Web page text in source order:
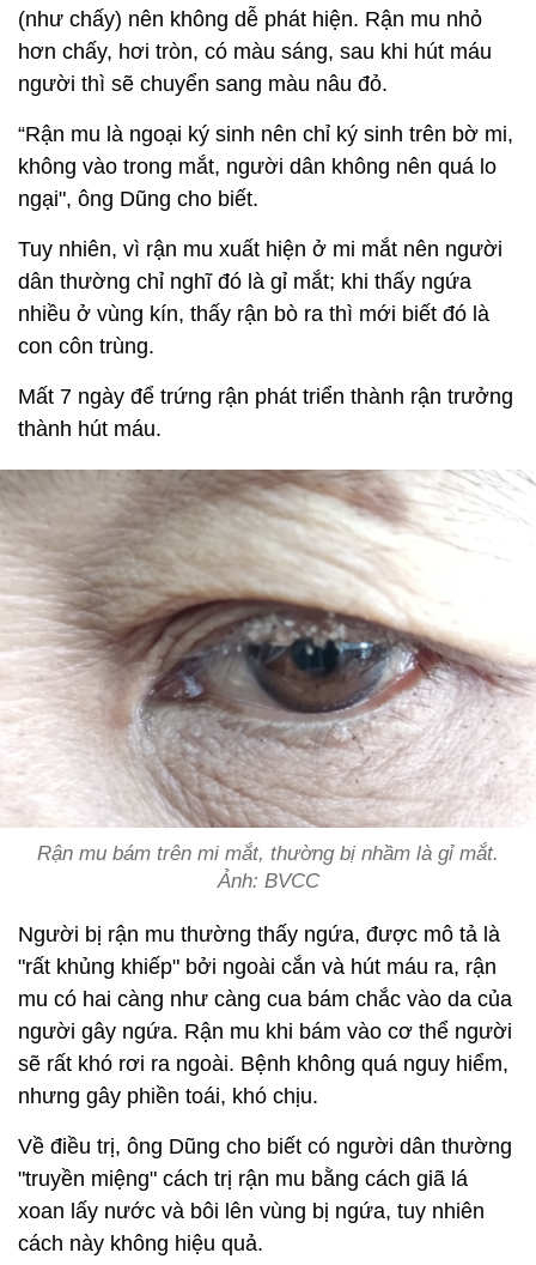
(như chấy) nên không dễ phát hiện. Rận mu nhỏ
hơn chấy, hơi tròn, có màu sáng, sau khi hút máu
người thì sẽ chuyển sang màu nâu đỏ.
“Rận mu là ngoại ký sinh nên chỉ ký sinh trên bờ mi,
không vào trong mắt, người dân không nên quá lo
ngại", ông Dũng cho biết.
Tuy nhiên, vì rận mu xuất hiện ở mi mắt nên người
dân thường chỉ nghĩ đó là gỉ mắt; khi thấy ngứa
nhiều ở vùng kín, thấy rận bò ra thì mới biết đó là
con côn trùng.
Mất 7 ngày để trứng rận phát triển thành rận trưởng
thành hút máu.
Rận mu bám trên mi mắt, thường bị nhầm là gỉ mắt.
Ảnh: BVCC
Người bị rận mu thường thấy ngứa, được mô tả là
"rất khủng khiếp" bởi ngoài cắn và hút máu ra, rận
mu có hai càng như càng cua bám chắc vào da của
người gây ngứa. Rận mu khi bám vào cơ thể người
sẽ rất khó rơi ra ngoài. Bệnh không quá nguy hiểm,
nhưng gây phiền toái, khó chịu.
Về điều trị, ông Dũng cho biết có người dân thường
"truyền miệng" cách trị rận mu bằng cách giã lá
xoan lấy nước và bôi lên vùng bị ngứa, tuy nhiên
cách này không hiệu quả.